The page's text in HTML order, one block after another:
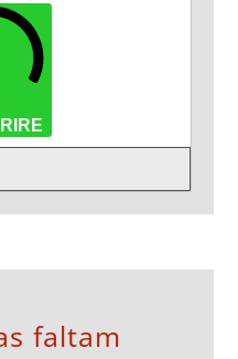
faltam